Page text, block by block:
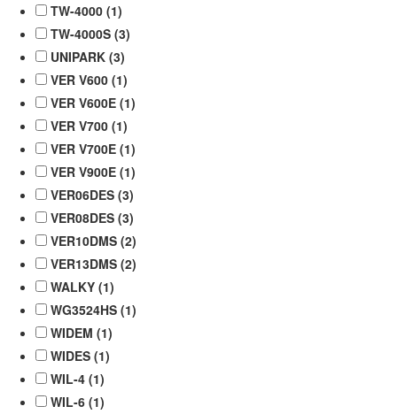
TW-4000 (1)
TW-4000S (3)
UNIPARK (3)
VER V600 (1)
VER V600E (1)
VER V700 (1)
VER V700E (1)
VER V900E (1)
VER06DES (3)
VER08DES (3)
VER10DMS (2)
VER13DMS (2)
WALKY (1)
WG3524HS (1)
WIDEM (1)
WIDES (1)
WIL-4 (1)
WIL-6 (1)